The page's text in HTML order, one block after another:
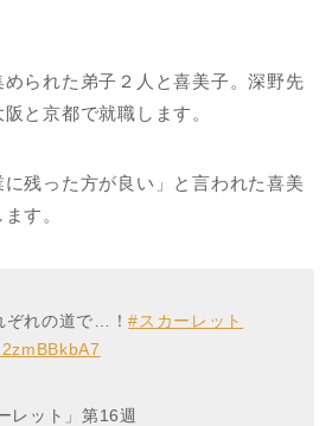
られた弟子２人と喜美子。深野先
と京都で就職します。
残った方が良い」と言われた喜美
す。
ぞれの道で…！#スカーレット
レット」第16週